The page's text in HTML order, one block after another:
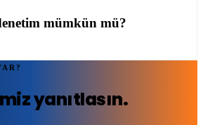
mümkün mü?
yanıtlasın.